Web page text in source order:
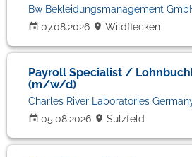
07.08.2026
Bw Bekleidungsmanagement
Wildflecken
Payroll Specialist /
(m/w/d)
05.08.2026
Charles River Laboratories
Sulzfeld